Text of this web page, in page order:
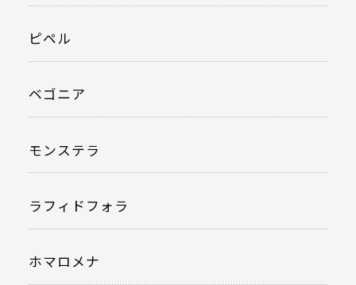
ピペル
ベゴニア
モンステラ
ラフィドフォラ
ホマロメナ